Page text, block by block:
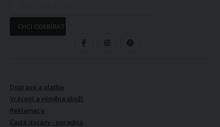
CHCI ODEBÍRAT
Doprava a platba
Vrácení a výměna zboží
Reklamace
Časté dotazy - poradna